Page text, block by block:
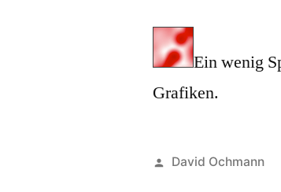
Ein wenig
Grafiken.
Posted
David Ochmann